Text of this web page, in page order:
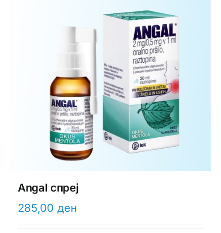
Angal спреј
285,00 ден